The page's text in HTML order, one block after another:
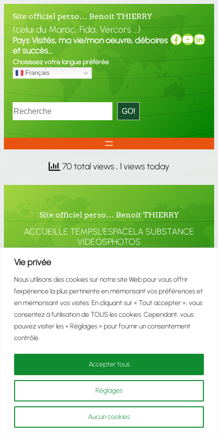
Vie privée
Nous utilisons des cookies sur notre site Web pour vous offrir
l'expérience la plus pertinente en mémorisant vos préférences et
en mémorisant vos visites. En cliquant sur « Tout accepter », vous
consentez à l'utilisation de TOUS les cookies. Cependant, vous
pouvez visiter les « Réglages » pour fournir un consentement
contrôlé.
Réglages
Aucun cookies
Accepter tous
Site officiel perso… Benoit THIERRY
(celui du Maroc, Fida, Vercors …)
Pays Visités, ma vie/mon oeuvre, déboires
et succès…
Choisissez votre langue préférée:
Français
Rechercher GO!
70 total views , 1 views today
Site officiel perso… Benoit THIERRY
ACCUEIL LE TEMPSL’ESPACELA SUBSTANCE
VIDEOSPHOTOS
Politique de
confidentialité
Mentions
légales
Contact
Copyright © 2023 Site officiel Benoit THIERRY
(celui du Maroc, Fida, Vercors)